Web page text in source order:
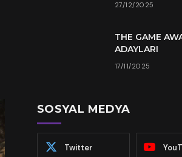
27/12/2025
THE GAME
ADAYLARI
17/11/2025
SOSYAL MEDYA
Twitter